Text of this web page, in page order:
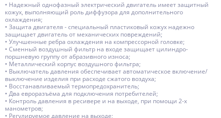
• Надежный однофазный электрический двигатель имеет защитный
кожух, выполняющий роль диффузора для дополнительного
охлаждения;
• Защита двигателя - специальный пластиковый кожух надежно
защищает двигатель от механических повреждений;
• Улучшенные ребра охлаждения на компресcорной головке;
• Сменный воздушный фильтр на входе защищает цилиндро-
поршневую группу от абразивного износа;
• Металлический корпус воздушного фильтра;
• Выключатель давления обеспечивает автоматическое включение/
выключение изделия при расходе сжатого воздуха;
• Восстанавливаемый термопредохранитель;
• Два евроразъёма для подключения потребителей;
• Контроль давления в ресивере и на выходе, при помощи 2-х
манометров;
• Регулируемое давление на выходе;